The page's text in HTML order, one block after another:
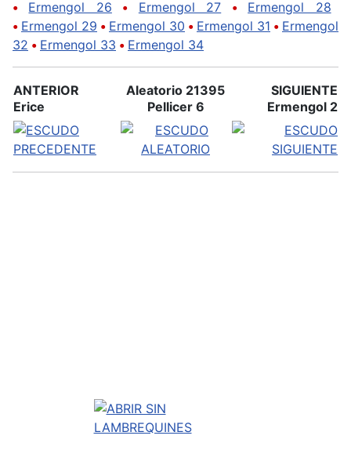
• Ermengol 26 • Ermengol 27 • Ermengol 28
• Ermengol 29 • Ermengol 30 • Ermengol 31 • Ermengol
32 • Ermengol 33 • Ermengol 34
ANTERIOR
Erice
Aleatorio 21395
Pellicer 6
SIGUIENTE
Ermengol 2